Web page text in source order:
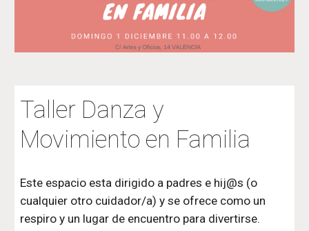
Taller Danza y
Movimiento en Familia
Este espacio esta dirigido a padres e hij@s (o
cualquier otro cuidador/a) y se ofrece como un
respiro y un lugar de encuentro para divertirse.